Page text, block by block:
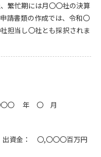
繁忙期には月〇〇社の決算
請書類の作成では、令和〇
担当し〇社とも採択されま
〇 年 〇 月
金： 〇,〇〇〇百万円